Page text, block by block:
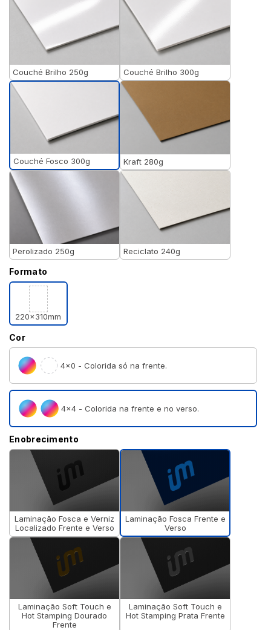
Couché Brilho 250g Couché Brilho 300g
Couché Fosco 300g Kraft 280g
Perolizado 250g Reciclato 240g
Formato
220x310mm
Cor
4×0 - Colorida só na frente.
4×4 - Colorida na frente e no verso.
Enobrecimento
Laminação Fosca e Verniz
Localizado Frente e Verso
Laminação Fosca Frente e
Verso
Laminação Soft Touch e
Hot Stamping Dourado
Frente
Laminação Soft Touch e
Hot Stamping Prata Frente